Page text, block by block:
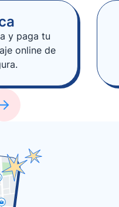
y paga tu
online de